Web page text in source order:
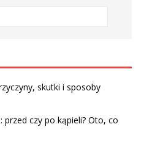
skutki i sposoby
przed czy po kąpieli? Oto, co